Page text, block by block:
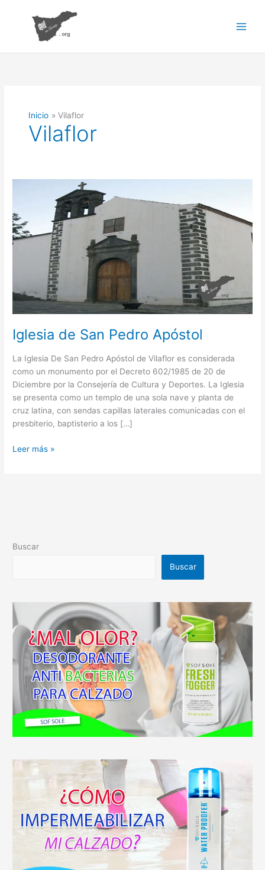
contenido
Inicio Vilaflor
Vilaflor
Iglesia de San Pedro Apóstol
La Iglesia De San Pedro Apóstol de Vilaflor es considerada
como un monumento por el Decreto 602/1985 de 20 de
Diciembre por la Consejería de Cultura y Deportes. La Iglesia
se presenta como un templo de una sola nave y planta de
cruz latina, con sendas capillas laterales comunicadas con el
presbiterio, baptisterio a los […]
Iglesia
Leer más »
Buscar
Buscar